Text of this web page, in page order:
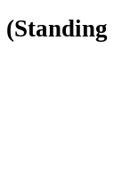
(Standing